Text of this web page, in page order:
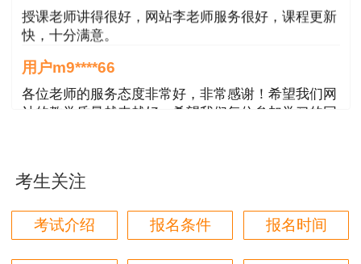
授课老师讲得很好，网站李老师服务很好，课程更新
快，十分满意。
用户m9****66
各位老师的服务态度非常好，非常感谢！希望我们网
站的教学质量越来越好，希望我们每位参加学习的同
用户m9****66
对本次课程购买的老师的服务态度非常满意。希望我
们网站教学质量越来越高。祝大家都取得满意的结
考生关注
考试介绍 报名条件 报名时间